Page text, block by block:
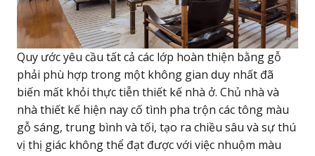
Quy ước yêu cầu tất cả các lớp hoàn thiện bằng gỗ
phải phù hợp trong một không gian duy nhất đã
biến mất khỏi thực tiễn thiết kế nhà ở. Chủ nhà và
nhà thiết kế hiện nay cố tình pha trộn các tông màu
gỗ sáng, trung bình và tối, tạo ra chiều sâu và sự thú
vị thị giác không thể đạt được với việc nhuộm màu